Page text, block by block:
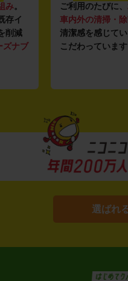
み。
存イ
削減
ズナブ
ご利用のたびに、
車内外の清掃・
清潔感を感じて
こだわっています
選ばれ